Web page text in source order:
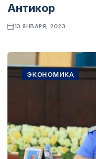
Антикор
13 ЯНВАРЯ, 2023
ЭКОНОМИКА